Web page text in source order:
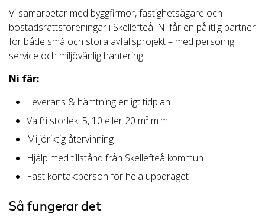
Vi samarbetar med byggfirmor, fastighetsägare och
bostadsrättsföreningar i Skellefteå. Ni får en pålitlig partner
för både små och stora avfallsprojekt – med personlig
service och miljövänlig hantering.
Ni får:
Leverans & hämtning enligt tidplan
Valfri storlek: 5, 10 eller 20 m³ m.m.
Miljöriktig återvinning
Hjälp med tillstånd från Skellefteå kommun
Fast kontaktperson för hela uppdraget
Så fungerar det